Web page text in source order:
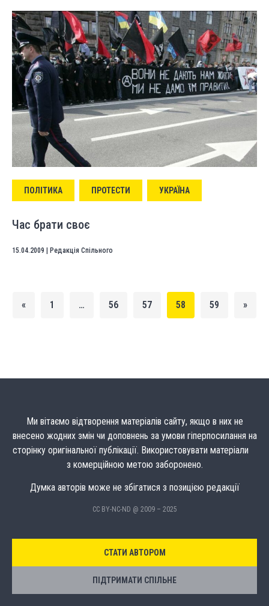
ПОЛІТИКА ПРОТЕСТИ УКРАЇНА
Час брати своє
15.04.2009 Редакція Спільного
« 1 … 56 57 58 59 »
Ми вітаємо відтворення матеріалів сайту, якщо в них не
внесено жодних змін чи доповнень за умови гіперпосилання на
сторінку оригінальної публікації. Використовувати матеріали
з комерційною метою заборонено.
Думка авторів може не збігатися з позицією редакції
CC BY-NC-ND @ 2009 – 2025
СТАТИ АВТОРОМ
ПІДТРИМАТИ СПІЛЬНЕ